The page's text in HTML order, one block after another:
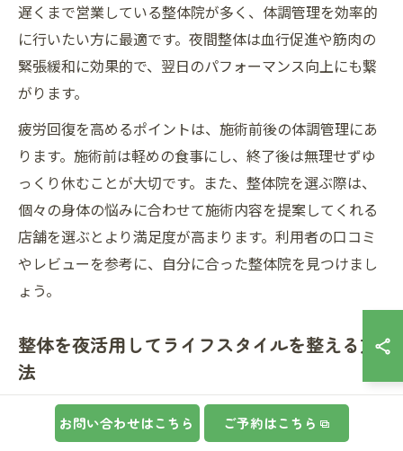
遅くまで営業している整体院が多く、体調管理を効率的
に行いたい方に最適です。夜間整体は血行促進や筋肉の
緊張緩和に効果的で、翌日のパフォーマンス向上にも繋
がります。
疲労回復を高めるポイントは、施術前後の体調管理にあ
ります。施術前は軽めの食事にし、終了後は無理せずゆ
っくり休むことが大切です。また、整体院を選ぶ際は、
個々の身体の悩みに合わせて施術内容を提案してくれる
店舗を選ぶとより満足度が高まります。利用者の口コミ
やレビューを参考に、自分に合った整体院を見つけまし
ょう。
整体を夜活用してライフスタイルを整える方
法
夜の時間帯に整体を活用することで、日々の生活リズム
を整えやすくなります。川崎区大師本町周辺では、ライ
お問い合わせはこちら ご予約はこちら